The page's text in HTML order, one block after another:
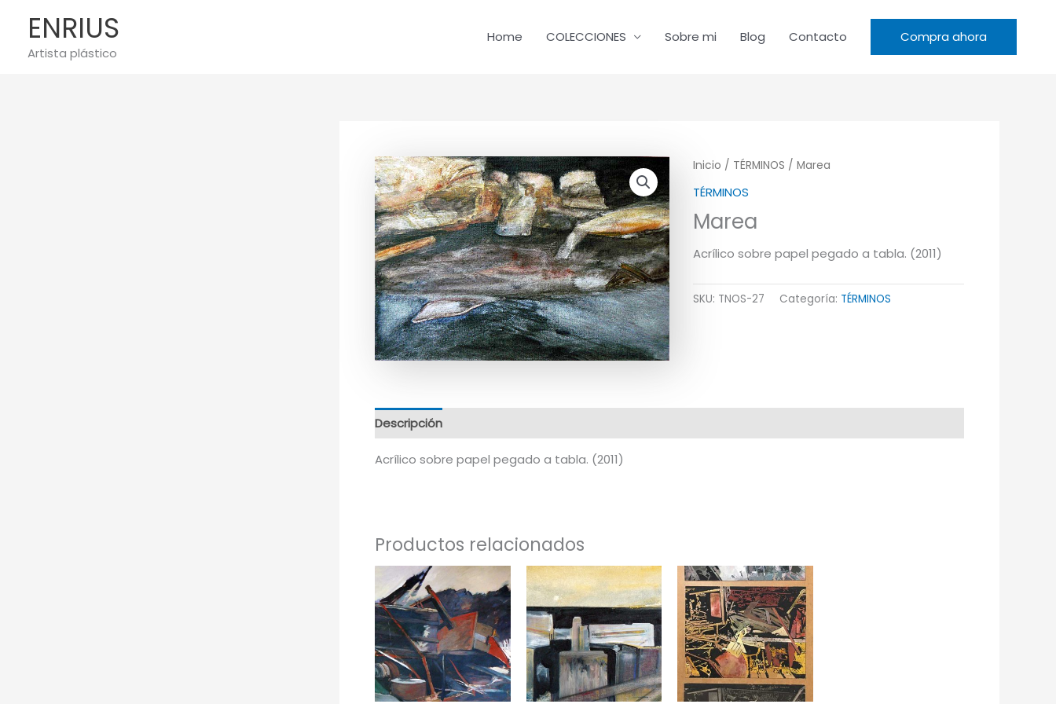
contenidoENRIUS
Artista plástico
Home COLECCIONES Sobre mi Blog Contacto Compra ahora
Inicio / TÉRMINOS / Marea
TÉRMINOS
Marea
Acrílico sobre papel pegado a tabla. (2011)
SKU: TNOS-27 Categoría: TÉRMINOS
Descripción
Acrílico sobre papel pegado a tabla. (2011)
Productos relacionados